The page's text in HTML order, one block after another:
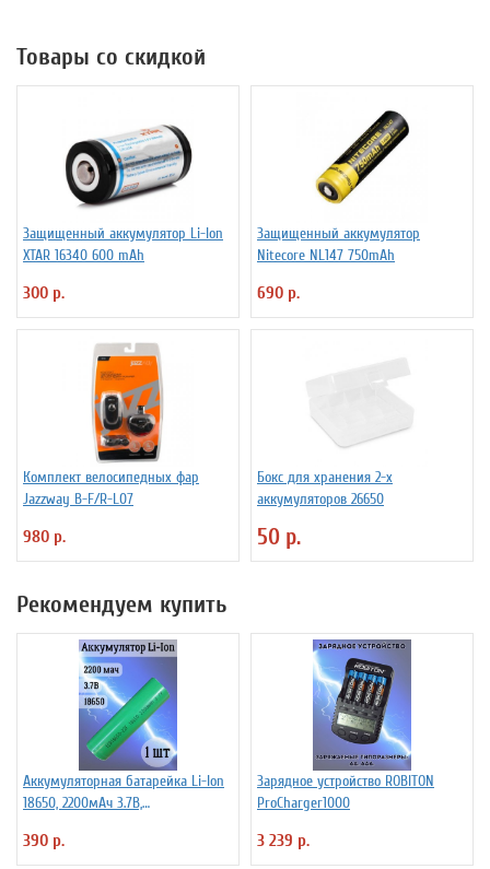
Товары со скидкой
Защищенный аккумулятор Li-Ion
XTAR 16340 600 mAh
300 р.
Защищенный аккумулятор
Niteсore NL147 750mAh
690 р.
Комплект велосипедных фар
Jazzway B-F/R-L07
980 р.
Бокс для хранения 2-х
аккумуляторов 26650
50 р.
Рекомендуем купить
Аккумуляторная батарейка Li-Ion
18650, 2200мАч 3.7В,
390 р.
Зарядное устройство ROBITON
ProCharger1000
3 239 р.